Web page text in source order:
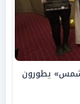
شمس» يطورون